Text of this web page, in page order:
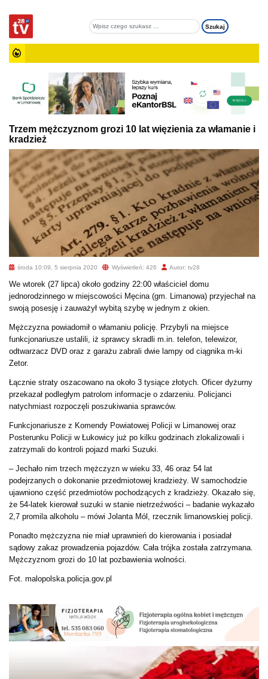
Trzem mężczyznom grozi 10 lat więzienia za włamanie i
kradzież
środa 10:09, 5 sierpnia 2020 Wyświetleń: 426 Autor: tv28
We wtorek (27 lipca) około godziny 22:00 właściciel domu
jednorodzinnego w miejscowości Męcina (gm. Limanowa) przyjechał na
swoją posesję i zauważył wybitą szybę w jednym z okien.
Mężczyzna powiadomił o włamaniu policję. Przybyli na miejsce
funkcjonariusze ustalili, iż sprawcy skradli m.in. telefon, telewizor,
odtwarzacz DVD oraz z garażu zabrali dwie lampy od ciągnika m-ki
Zetor.
Łącznie straty oszacowano na około 3 tysiące złotych. Oficer dyżurny
przekazał podległym patrolom informacje o zdarzeniu. Policjanci
natychmiast rozpoczęli poszukiwania sprawców.
Funkcjonariusze z Komendy Powiatowej Policji w Limanowej oraz
Posterunku Policji w Łukowicy już po kilku godzinach zlokalizowali i
zatrzymali do kontroli pojazd marki Suzuki.
– Jechało nim trzech mężczyzn w wieku 33, 46 oraz 54 lat
podejrzanych o dokonanie przedmiotowej kradzieży. W samochodzie
ujawniono część przedmiotów pochodzących z kradzieży. Okazało się,
że 54-latek kierował suzuki w stanie nietrzeźwości – badanie wykazało
2,7 promila alkoholu – mówi Jolanta Mól, rzecznik limanowskiej policji.
Ponadto mężczyzna nie miał uprawnień do kierowania i posiadał
sądowy zakaz prowadzenia pojazdów. Cała trójka została zatrzymana.
Mężczyznom grozi do 10 lat pozbawienia wolności.
Fot. malopolska.policja.gov.pl